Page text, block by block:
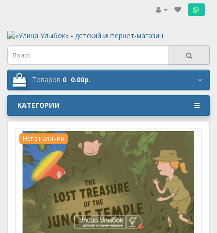
Товаров 0 0.00р.
КАТЕГОРИИ
Нет в наличии